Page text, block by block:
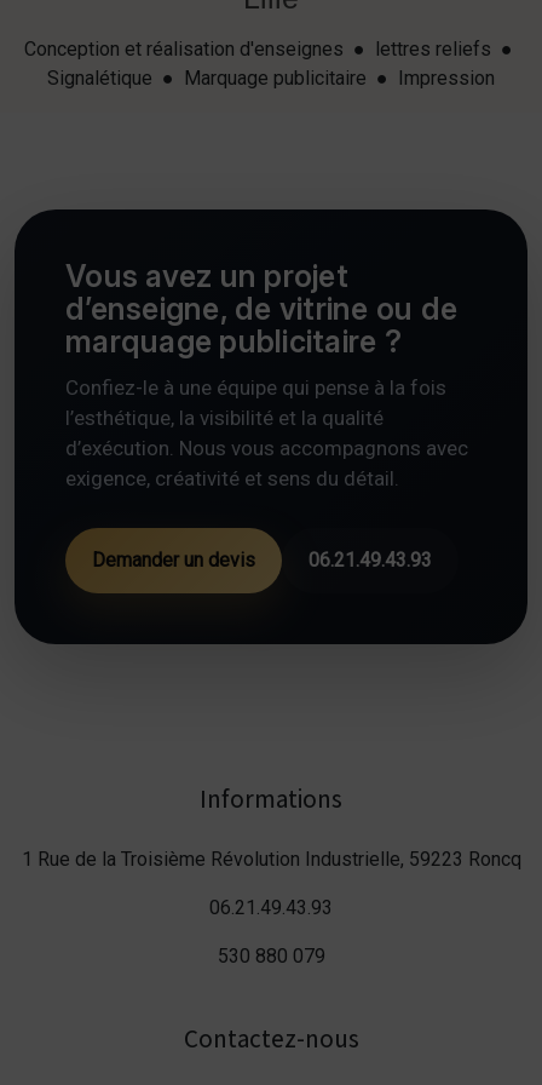
Conception et réalisation d'enseignes ● lettres reliefs ●
Signalétique ● Marquage publicitaire ● Impression
Vous avez un projet
d’enseigne, de vitrine ou de
marquage publicitaire ?
Confiez-le à une équipe qui pense à la fois
l’esthétique, la visibilité et la qualité
d’exécution. Nous vous accompagnons avec
exigence, créativité et sens du détail.
Demander un devis 06.21.49.43.93
Informations
1 Rue de la Troisième Révolution Industrielle, 59223 Roncq
06.21.49.43.93
530 880 079
Contactez-nous